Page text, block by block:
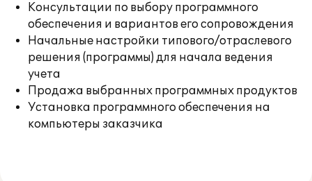
Консультации по выбору программного
обеспечения и вариантов его сопровождения
Начальные настройки типового/отраслевого
решения (программы) для начала ведения
учета
Продажа выбранных программных продуктов
Установка программного обеспечения на
компьютеры заказчика